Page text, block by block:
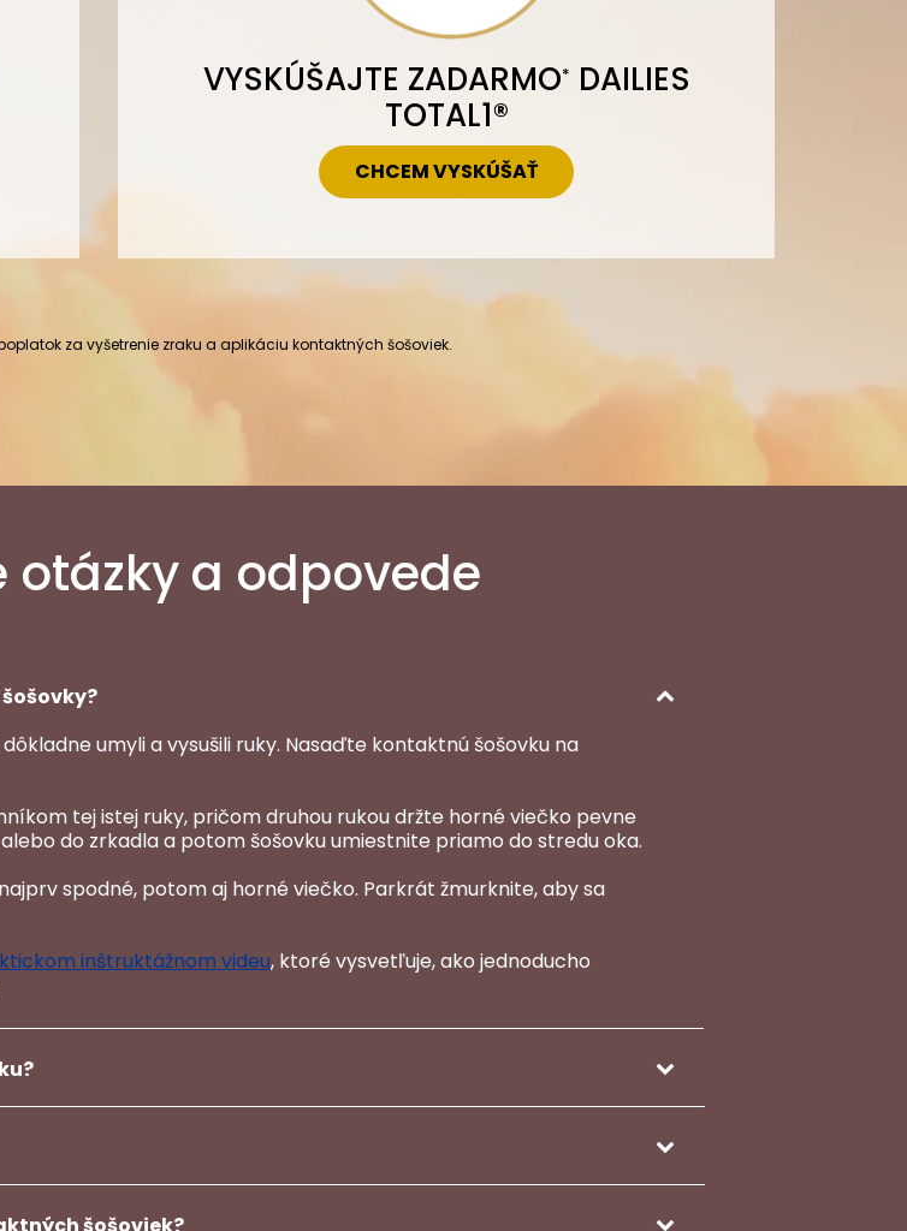
VYSKÚŠAJTE ZADARMO* DAILIES
TOTAL1®
CHCEM VYSKÚŠAŤ
za vyšetrenie zraku a aplikáciu kontaktných šošoviek.
otázky a odpovede
umyli a vysušili ruky. Nasaďte kontaktnú šošovku na
tej istej ruky, pričom druhou rukou držte horné viečko pevne
do zrkadla a potom šošovku umiestnite priamo do stredu oka.
spodné, potom aj horné viečko. Parkrát žmurknite, aby sa
inštruktážnom videu, ktoré vysvetľuje, ako jednoducho